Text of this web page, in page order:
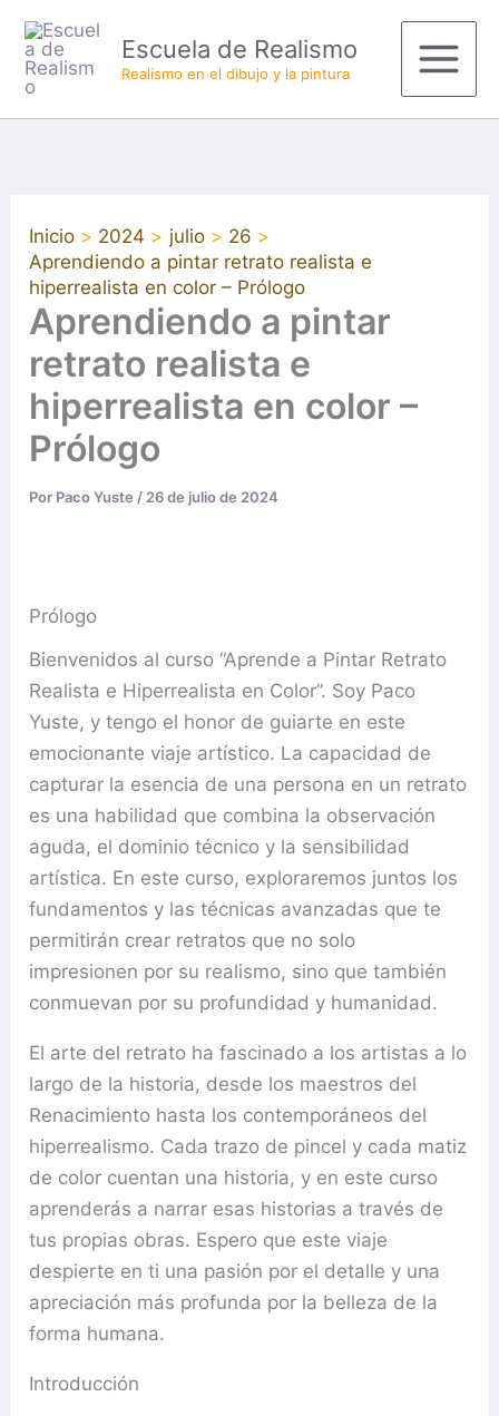
contenido
Escuela de Realismo
Realismo en el dibujo y la pintura
Main
Menu
Inicio 2024 julio
26
Aprendiendo a pintar retrato realista e
hiperrealista en color – Prólogo
Aprendiendo a pintar
retrato realista e
hiperrealista en color –
Prólogo
Por Paco Yuste / 26 de julio de 2024
Prólogo
Bienvenidos al curso “Aprende a Pintar Retrato
Realista e Hiperrealista en Color”. Soy Paco
Yuste, y tengo el honor de guiarte en este
emocionante viaje artístico. La capacidad de
capturar la esencia de una persona en un retrato
es una habilidad que combina la observación
aguda, el dominio técnico y la sensibilidad
artística. En este curso, exploraremos juntos los
fundamentos y las técnicas avanzadas que te
permitirán crear retratos que no solo
impresionen por su realismo, sino que también
conmuevan por su profundidad y humanidad.
El arte del retrato ha fascinado a los artistas a lo
largo de la historia, desde los maestros del
Renacimiento hasta los contemporáneos del
hiperrealismo. Cada trazo de pincel y cada matiz
de color cuentan una historia, y en este curso
aprenderás a narrar esas historias a través de
tus propias obras. Espero que este viaje
despierte en ti una pasión por el detalle y una
apreciación más profunda por la belleza de la
forma humana.
Introducción